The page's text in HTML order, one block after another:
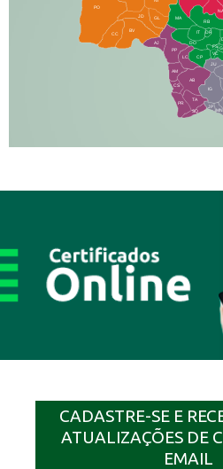
RB
MA
IT
DR
DO
CP
JU
JD
PO
BV
CC
PP
AJ
LC
AM
AB
JP
CS
PR
TA
SQ
IG
MN
GL
FS
VC
CADASTRE-SE E
ATUALIZAÇÕES DE
EMAIL